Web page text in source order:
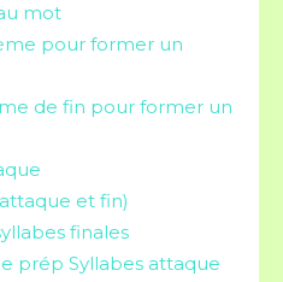
mot
pour former un
de fin pour former un
et fin)
finales
prép Syllabes attaque